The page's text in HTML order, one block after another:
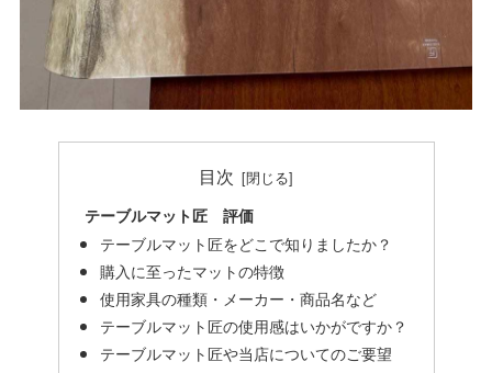
目次
テーブルマット匠 評価
テーブルマット匠をどこで知りましたか？
購入に至ったマットの特徴
使用家具の種類・メーカー・商品名など
テーブルマット匠の使用感はいかがですか？
テーブルマット匠や当店についてのご要望